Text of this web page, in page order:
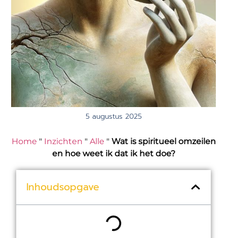
5 augustus 2025
Home " Inzichten " Alle " Wat is spiritueel omzeilen
en hoe weet ik dat ik het doe?
Inhoudsopgave